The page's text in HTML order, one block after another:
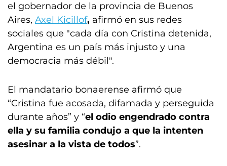
el gobernador de la provincia de Buenos
Aires, Axel Kicillof, afirmó en sus redes
sociales que "cada día con Cristina detenida,
Argentina es un país más injusto y una
democracia más débil".
El mandatario bonaerense afirmó que
“Cristina fue acosada, difamada y perseguida
durante años” y “el odio engendrado contra
ella y su familia condujo a que la intenten
asesinar a la vista de todos”.